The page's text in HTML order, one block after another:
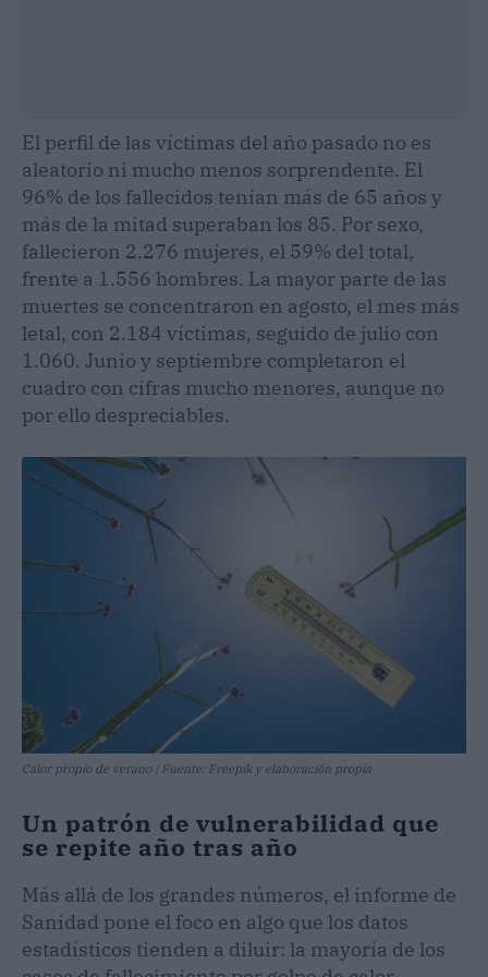
El perfil de las víctimas del año pasado no es
aleatorio ni mucho menos sorprendente. El
96% de los fallecidos tenían más de 65 años y
más de la mitad superaban los 85. Por sexo,
fallecieron 2.276 mujeres, el 59% del total,
frente a 1.556 hombres. La mayor parte de las
muertes se concentraron en agosto, el mes más
letal, con 2.184 víctimas, seguido de julio con
1.060. Junio y septiembre completaron el
cuadro con cifras mucho menores, aunque no
por ello despreciables.
Calor propio de verano | Fuente: Freepik y elaboración propia
Un patrón de vulnerabilidad que
se repite año tras año
Más allá de los grandes números, el informe de
Sanidad pone el foco en algo que los datos
estadísticos tienden a diluir: la mayoría de los